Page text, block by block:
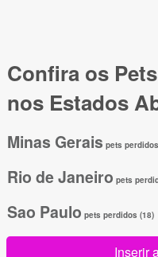
Confira os
nos Estados
Minas Gerais pets
Rio de Janeiro pets
Sao Paulo pets perdidos (18)
Inserir